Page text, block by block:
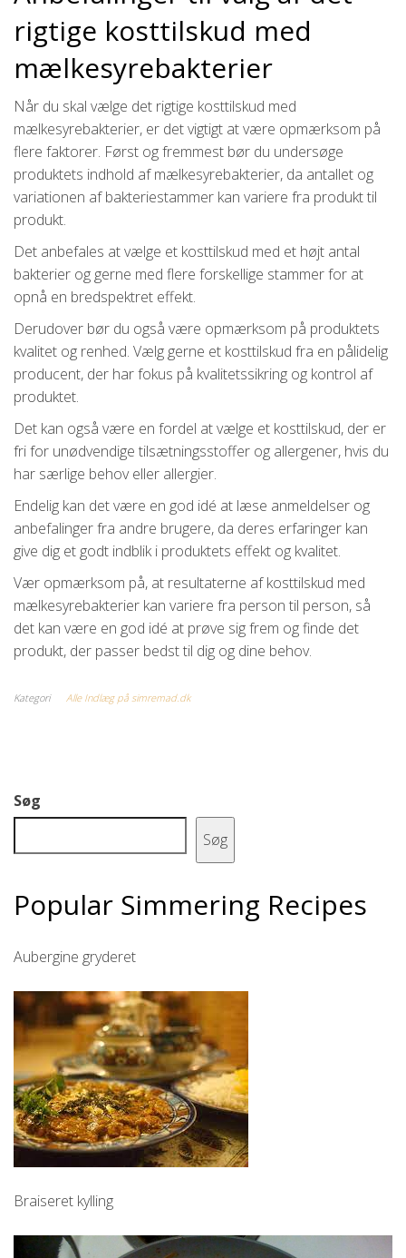
rigtige kosttilskud med
mælkesyrebakterier
Når du skal vælge det rigtige kosttilskud med
mælkesyrebakterier, er det vigtigt at være opmærksom på
flere faktorer. Først og fremmest bør du undersøge
produktets indhold af mælkesyrebakterier, da antallet og
variationen af bakteriestammer kan variere fra produkt til
produkt.
Det anbefales at vælge et kosttilskud med et højt antal
bakterier og gerne med flere forskellige stammer for at
opnå en bredspektret effekt.
Derudover bør du også være opmærksom på produktets
kvalitet og renhed. Vælg gerne et kosttilskud fra en pålidelig
producent, der har fokus på kvalitetssikring og kontrol af
produktet.
Det kan også være en fordel at vælge et kosttilskud, der er
fri for unødvendige tilsætningsstoffer og allergener, hvis du
har særlige behov eller allergier.
Endelig kan det være en god idé at læse anmeldelser og
anbefalinger fra andre brugere, da deres erfaringer kan
give dig et godt indblik i produktets effekt og kvalitet.
Vær opmærksom på, at resultaterne af kosttilskud med
mælkesyrebakterier kan variere fra person til person, så
det kan være en god idé at prøve sig frem og finde det
produkt, der passer bedst til dig og dine behov.
Kategori Alle Indlæg på simremad.dk
Søg
Søg
Popular Simmering Recipes
Aubergine gryderet
Braiseret kylling